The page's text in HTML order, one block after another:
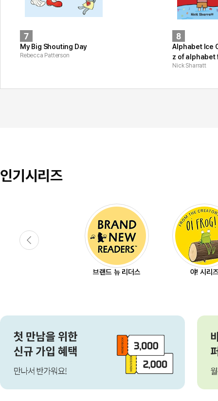
7
My Big Shouting Day
Rebecca Patterson
8
Alphabet Ice
z of alphabet
Nick Sharratt
인기시리즈
브랜드 뉴 리더스 야! 시리